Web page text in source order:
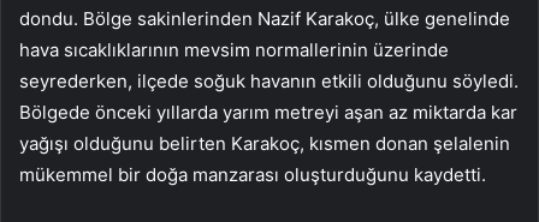
dondu. Bölge sakinlerinden Nazif Karakoç, ülke genelinde
hava sıcaklıklarının mevsim normallerinin üzerinde
seyrederken, ilçede soğuk havanın etkili olduğunu söyledi.
Bölgede önceki yıllarda yarım metreyi aşan az miktarda kar
yağışı olduğunu belirten Karakoç, kısmen donan şelalenin
mükemmel bir doğa manzarası oluşturduğunu kaydetti.